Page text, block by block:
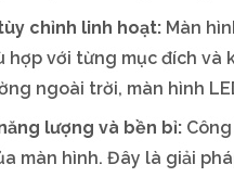
chỉnh linh hoạt: Màn
hợp với từng mục đích
ngoài trời, màn hình
lượng và bền bỉ:
màn hình. Đây là giải